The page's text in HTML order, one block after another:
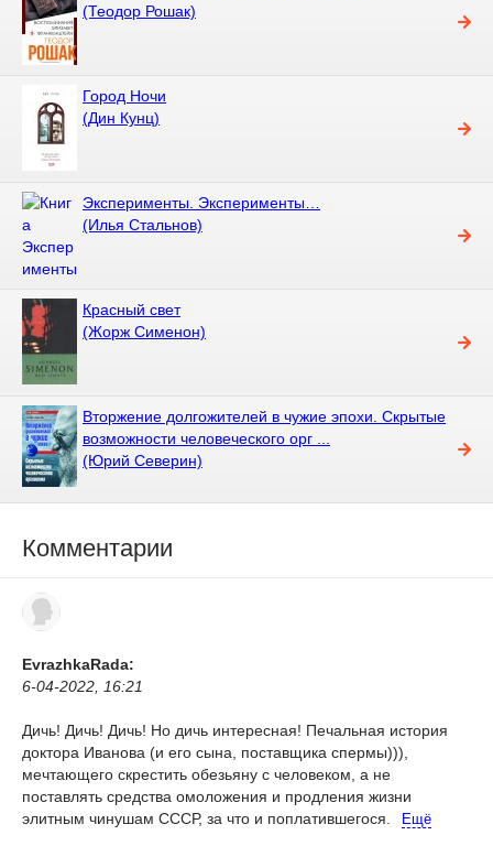
(Теодор Рошак)
Город Ночи
(Дин Кунц)
Эксперименты. Эксперименты…
(Илья Стальнов)
Красный свет
(Жорж Сименон)
Вторжение долгожителей в чужие эпохи. Скрытые
возможности человеческого орг ...
(Юрий Северин)
Комментарии
EvrazhkaRada:
6-04-2022, 16:21
Дичь! Дичь! Дичь! Но дичь интересная! Печальная история
доктора Иванова (и его сына, поставщика спермы))),
мечтающего скрестить обезьяну с человеком, а не
поставлять средства омоложения и продления жизни
элитным чинушам СССР, за что и поплатившегося.
Ещё